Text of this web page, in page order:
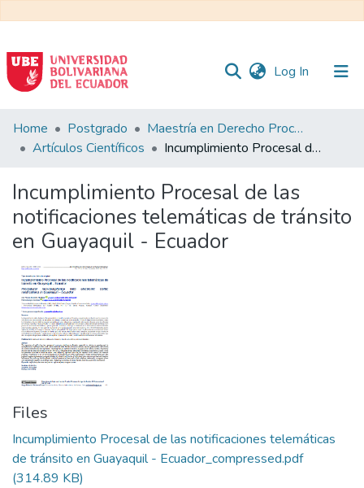
Log In (current)
Communities
&
All of DSpace
Statistics
Home Postgrado
Maestría en Derecho Procesal
Artículos Científicos
Incumplimiento Procesal de las notificaciones telemáticas de tránsito en Guayaquil - Ecuador
Incumplimiento Procesal de las
notificaciones telemáticas de tránsito
en Guayaquil - Ecuador
Files
Incumplimiento Procesal de las notificaciones telemáticas
de tránsito en Guayaquil - Ecuador_compressed.pdf
(314.89 KB)